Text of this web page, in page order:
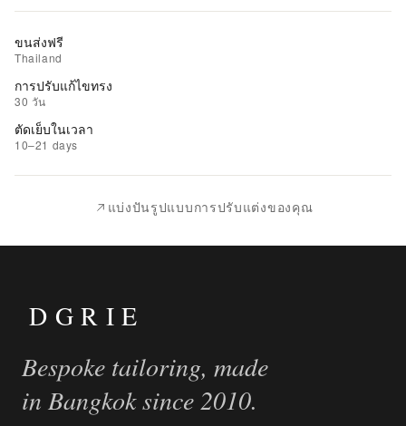
รถ
เข็น
รายการ
ที่
ชอบ
เปรียบ
ขนส่งฟรี
Thailand
การปรับแก้ไขทรง
30 วัน
ตัดเย็บในเวลา
10–21 days
แบ่งปันรูปแบบการปรับแต่งของคุณ
DGRIE
Bespoke tailoring, made
in Bangkok since 2010.